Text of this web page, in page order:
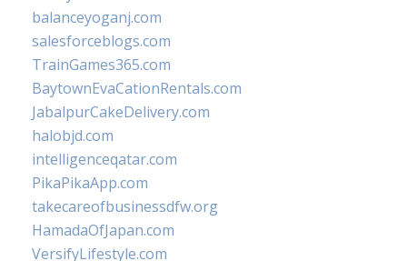
balanceyoganj.com
salesforceblogs.com
TrainGames365.com
BaytownEvaCationRentals.com
JabalpurCakeDelivery.com
halobjd.com
intelligenceqatar.com
PikaPikaApp.com
takecareofbusinessdfw.org
HamadaOfJapan.com
VersifyLifestyle.com